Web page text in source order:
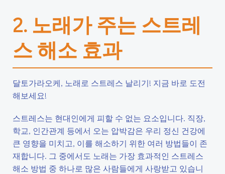
2. 노래가 주는 스트레
스 해소 효과
달토가라오케, 노래로 스트레스 날리기! 지금 바로 도전
해보세요!
스트레스는 현대인에게 피할 수 없는 요소입니다. 직장,
학교, 인간관계 등에서 오는 압박감은 우리 정신 건강에
큰 영향을 미치고, 이를 해소하기 위한 여러 방법들이 존
재합니다. 그 중에서도 노래는 가장 효과적인 스트레스
해소 방법 중 하나로 많은 사람들에게 사랑받고 있습니